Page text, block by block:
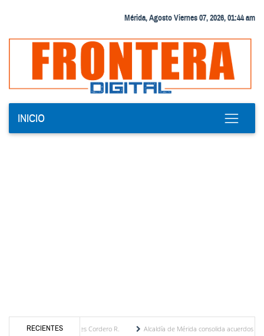
Mérida, Agosto Viernes 07, 2026, 01:44 am
INICIO
RECIENTES
María Eugenia Febres Cordero R.
Alcaldía de Mérida consolida acuerdos con